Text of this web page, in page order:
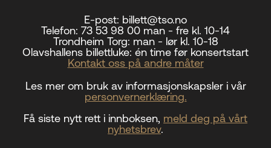
E-post: billett@tso.no
Telefon: 73 53 98 00 man - fre kl. 10-14
Trondheim Torg: man - lør kl. 10-18
Olavshallens billettluke: én time før konsertstart
Kontakt oss på andre måter
Les mer om bruk av informasjonskapsler i vår
personvernerklæring.
Få siste nytt rett i innboksen, meld deg på vårt
nyhetsbrev.